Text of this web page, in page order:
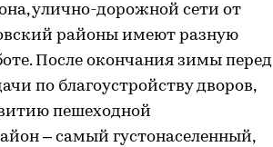
улично-дорожной сети от
районы имеют разную
После окончания зимы перед
по благоустройству дворов,
пешеходной
– самый густонаселенный,